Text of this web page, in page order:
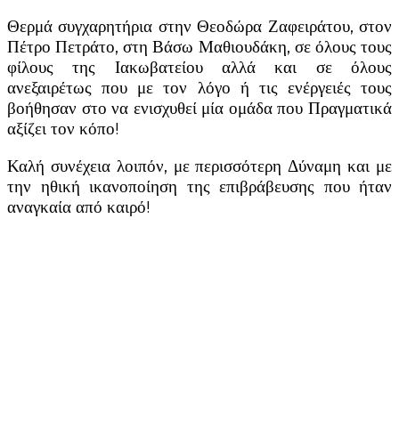
Θερμά συγχαρητήρια στην Θεοδώρα Ζαφειράτου, στον
Πέτρο Πετράτο, στη Βάσω Μαθιουδάκη, σε όλους τους
φίλους της Ιακωβατείου αλλά και σε όλους
ανεξαιρέτως που με τον λόγο ή τις ενέργειές τους
βοήθησαν στο να ενισχυθεί μία ομάδα που Πραγματικά
αξίζει τον κόπο!
Καλή συνέχεια λοιπόν, με περισσότερη Δύναμη και με
την ηθική ικανοποίηση της επιβράβευσης που ήταν
αναγκαία από καιρό!